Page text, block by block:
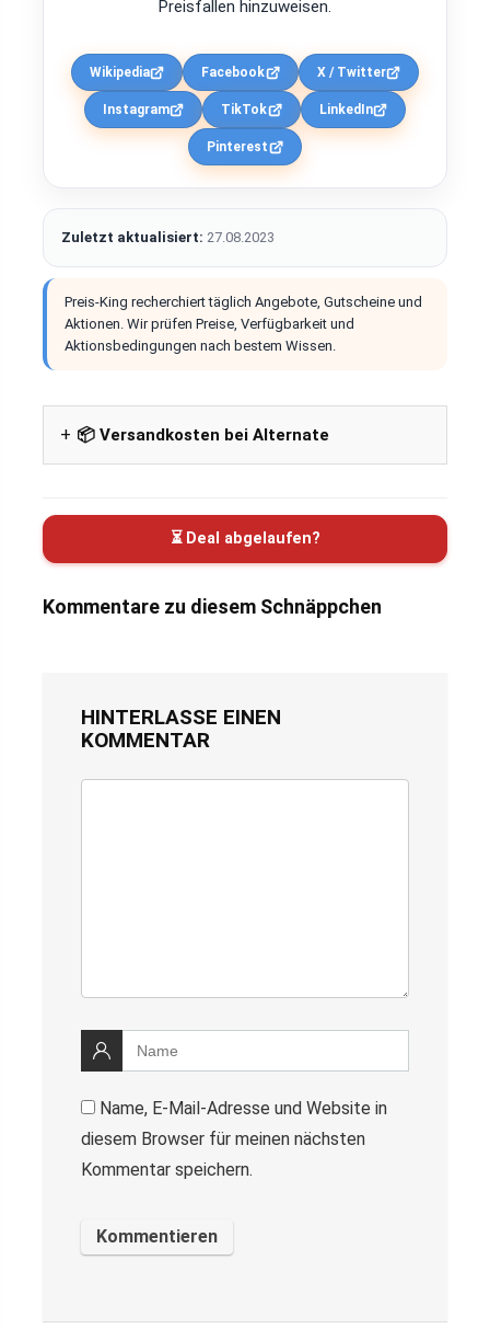
Preisfallen hinzuweisen.
Wikipedia Facebook X / Twitter
Instagram TikTok LinkedIn
Pinterest
Zuletzt aktualisiert: 27.08.2023
Preis-King recherchiert täglich Angebote, Gutscheine und
Aktionen. Wir prüfen Preise, Verfügbarkeit und
Aktionsbedingungen nach bestem Wissen.
📦 Versandkosten bei Alternate
⏳ Deal abgelaufen?
Kommentare zu diesem Schnäppchen
HINTERLASSE EINEN
KOMMENTAR
Name, E-Mail-Adresse und Website in
diesem Browser für meinen nächsten
Kommentar speichern.